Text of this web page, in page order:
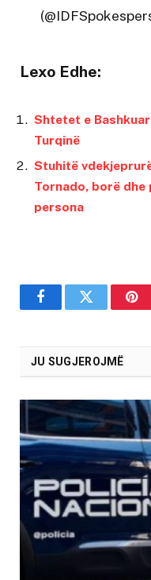
Lexo Edhe:
Shtetet e
Turqinë
Stuhitë
Tornado, borë dhe
persona
FacebookTwitter
JU SUGJEROJMË